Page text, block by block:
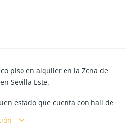
piso en alquiler en la Zona de
Sevilla Este.
estado que cuenta con hall de
Dispone de tres dormitorios,